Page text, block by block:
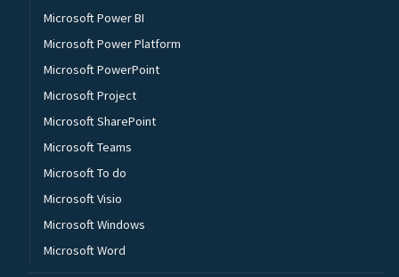
Microsoft Power BI
Microsoft Power Platform
Microsoft PowerPoint
Microsoft Project
Microsoft SharePoint
Microsoft Teams
Microsoft To do
Microsoft Visio
Microsoft Windows
Microsoft Word